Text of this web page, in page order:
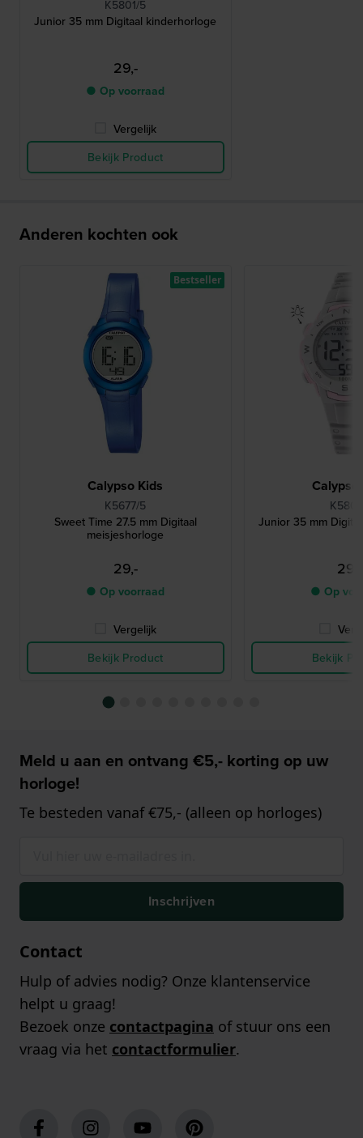
K5801/5
Junior 35 mm Digitaal kinderhorloge
29,-
● Op voorraad
Vergelijk
Bekijk Product
Anderen kochten ook
Calypso Kids
K5677/5
Sweet Time 27.5 mm Digitaal
meisjeshorloge
29,-
● Op voorraad
Vergelijk
Bekijk Product
Bestseller
Calypso
Junior 35 mm
29,-
● Op
Bekijk
Meld u aan en ontvang €5,- korting op uw
horloge!
Te besteden vanaf €75,- (alleen op horloges)
Inschrijven
Contact
Hulp of advies nodig? Onze klantenservice
helpt u graag!
Bezoek onze contactpagina of stuur ons een
vraag via het contactformulier.